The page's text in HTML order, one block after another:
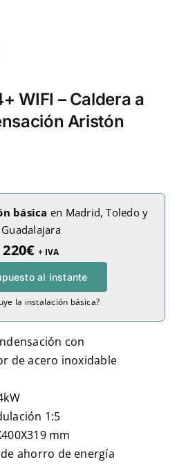
WIFI – Caldera a
Aristón
básica en Madrid, Toledo y
Guadalajara
220€ + IVA
al instante
la instalación básica?
con
de acero inoxidable
1:5
mm
ahorro de energía